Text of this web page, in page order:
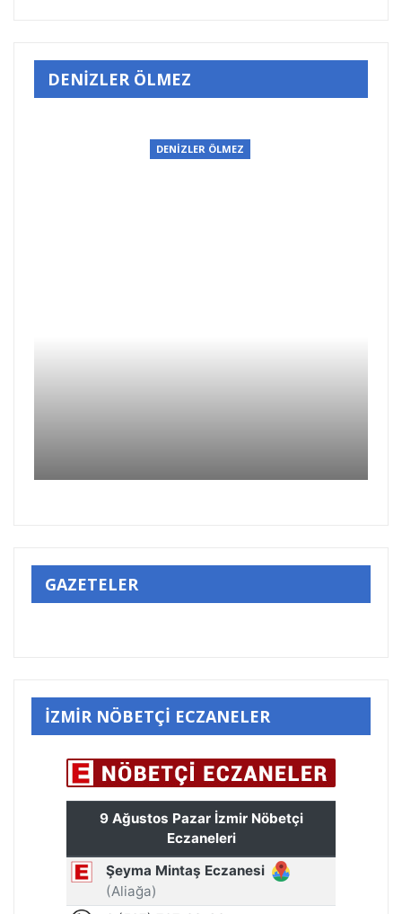
DENİZLER ÖLMEZ
DENİZLER ÖLMEZ
GAZETELER
İZMİR NÖBETÇİ ECZANELER